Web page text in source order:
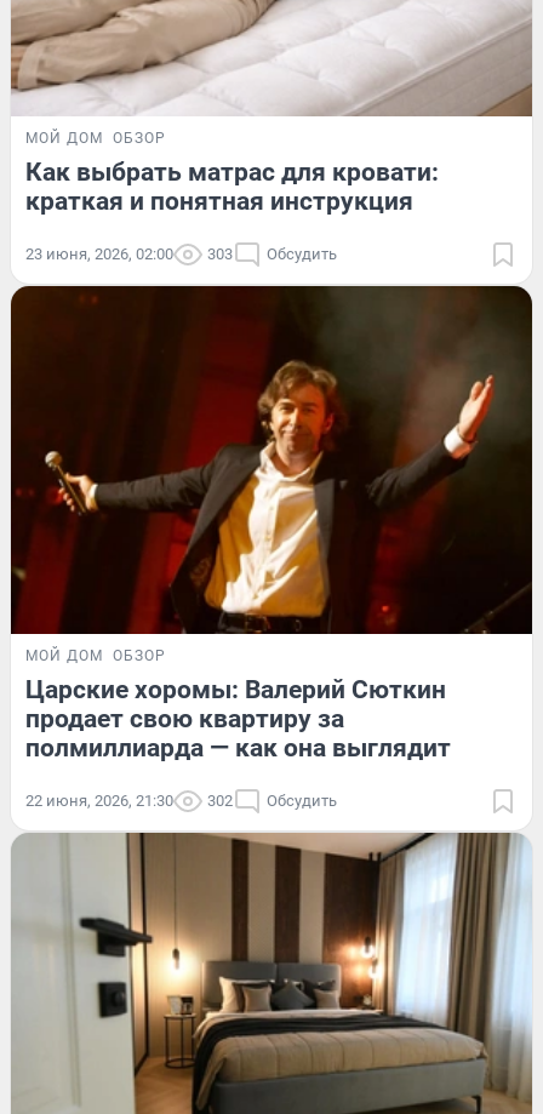
МОЙ ДОМ ОБЗОР
Как выбрать матрас для кровати:
краткая и понятная инструкция
23 июня, 2026, 02:00 303 Обсудить
МОЙ ДОМ ОБЗОР
Царские хоромы: Валерий Сюткин
продает свою квартиру за
полмиллиарда — как она выглядит
22 июня, 2026, 21:30 302 Обсудить